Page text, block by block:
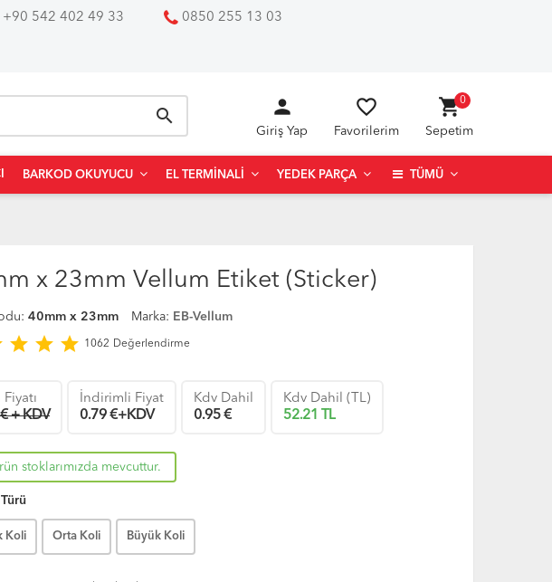
+90 542 402 49 33 0850 255 13 03
search person
Giriş Yap
favorite_border
Favorilerim
shopping_cart
Sepetim
0
BARKOD OKUYUCU EL TERMINALI YEDEK PARÇA TÜMÜ
x 23mm Vellum Etiket (Sticker)
40mm x 23mm Marka: EB-Vellum
star star star 1062 Değerlendirme
+ KDV
İndirimli Fiyat
0.79€+KDV
Kdv Dahil
0.95€
Kdv Dahil (TL)
52.21 TL
stoklarımızda mevcuttur.
Koli Orta Koli Büyük Koli